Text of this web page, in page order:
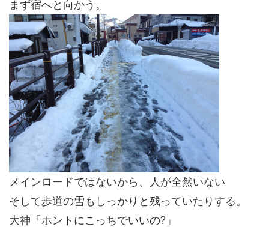
まず宿へと向かう。
メインロードではないから、人が全然いない
そして歩道の雪もしっかりと残っていたりする。
大神「ホントにこっちでいいの?」